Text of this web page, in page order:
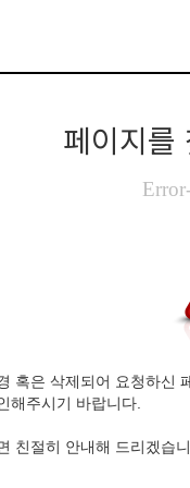
페이지를
혹은 삭제되어 요청하신
해주시기 바랍니다.
친절히 안내해 드리겠습